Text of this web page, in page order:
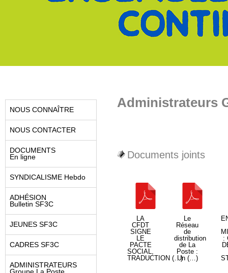
Administrateurs
Documents joints
LA
CFDT
SIGNE
LE
PACTE
SOCIAL,
TRADUCTION (…)
Le
Réseau
de
distribution
de La
Poste :
Un (…)
:
NOUS CONNAÎTRE
NOUS CONTACTER
DOCUMENTS
En ligne
SYNDICALISME Hebdo
ADHÉSION
Bulletin SF3C
JEUNES SF3C
CADRES SF3C
ADMINISTRATEURS